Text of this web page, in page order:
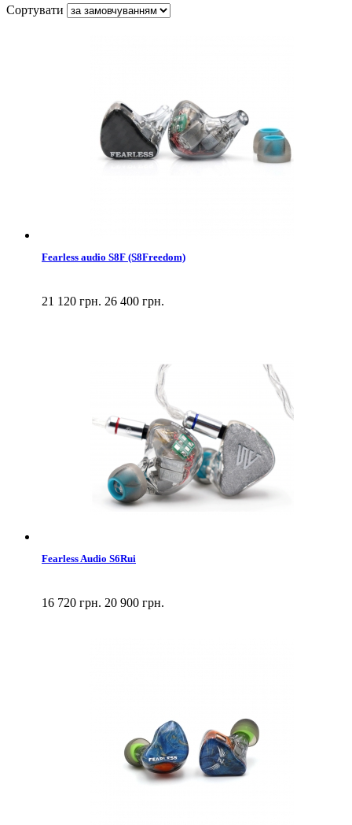
Сортувати
Fearless audio S8F (S8Freedom)
21 120 грн. 26 400 грн.
Fearless Audio S6Rui
16 720 грн. 20 900 грн.